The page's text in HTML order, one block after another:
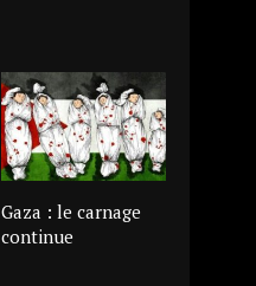
Gaza : le carnage
continue